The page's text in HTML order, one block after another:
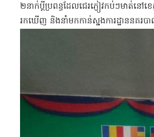
២​នាក់​ប្តី​ប្រពន្ធ​ដែល​ជេរ​ភ្ញៀវ​កប់ៗ​មាត់​ន
រកឃើញ និង​នាំមក​កាន់​ស្នងការដ្ឋាន​នគរប